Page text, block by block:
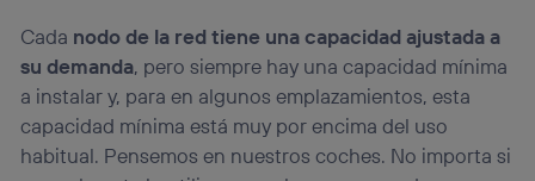
Cada nodo de la red tiene una capacidad ajustada a
su demanda, pero siempre hay una capacidad mínima
a instalar y, para en algunos emplazamientos, esta
capacidad mínima está muy por encima del uso
habitual. Pensemos en nuestros coches. No importa si